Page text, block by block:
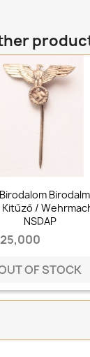
Kitűző /
NSDAP
OF STOCK